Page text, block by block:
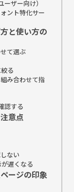
ザー向け）
ント特化サー
と使い方の
て選ぶ
る
み合わせて指
認する
意点
ない
遅くなる
ージの印象